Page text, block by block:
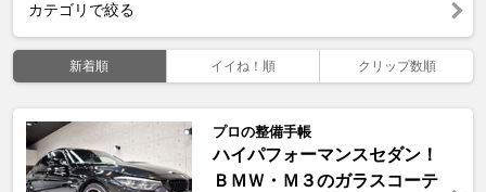
カテゴリで絞る
新着順 イイね！順 クリップ数順
プロの整備手帳
ハイパフォーマンスセダン！
ＢＭＷ・Ｍ３のガラスコーテ